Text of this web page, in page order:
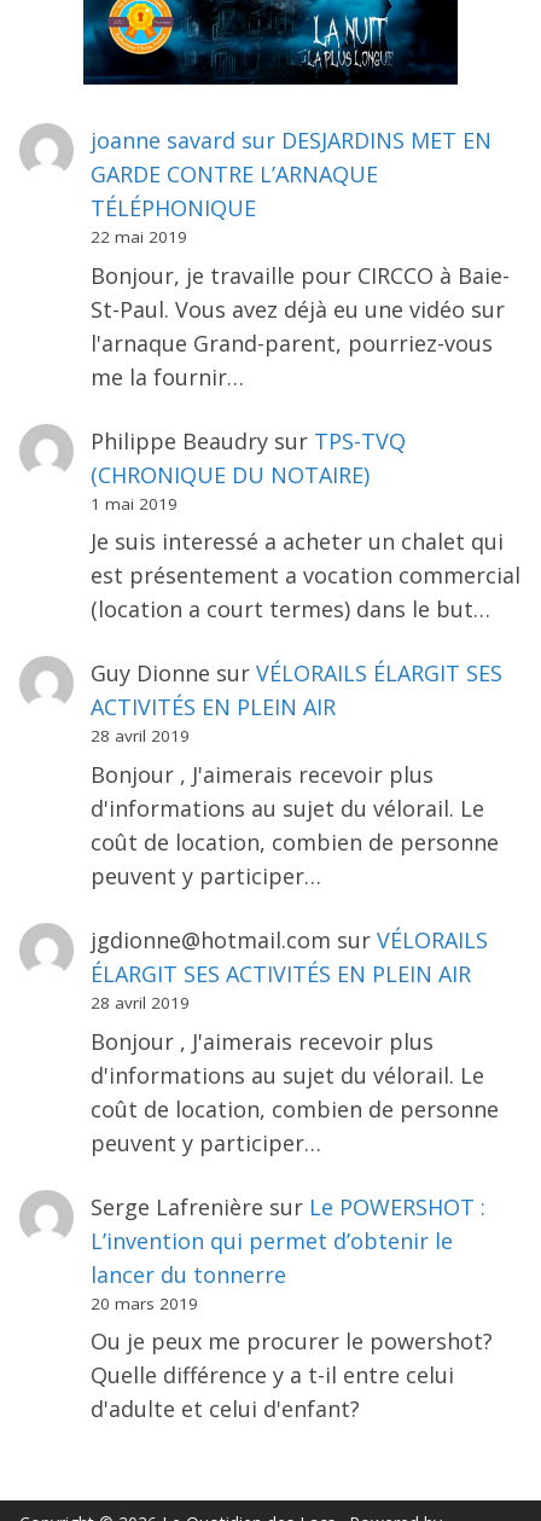
joanne savard sur DESJARDINS MET EN
GARDE CONTRE L’ARNAQUE
TÉLÉPHONIQUE
22 mai 2019
Bonjour, je travaille pour CIRCCO à Baie-
St-Paul. Vous avez déjà eu une vidéo sur
l'arnaque Grand-parent, pourriez-vous
me la fournir…
Philippe Beaudrysur TPS-TVQ
(CHRONIQUE DU NOTAIRE)
1 mai 2019
Je suis interessé a acheter un chalet qui
est présentement a vocation commercial
(location a court termes) dans le but…
Guy Dionne sur VÉLORAILS ÉLARGIT SES
ACTIVITÉS EN PLEIN AIR
28 avril 2019
Bonjour , J'aimerais recevoir plus
d'informations au sujet du vélorail. Le
coût de location, combien de personne
peuvent y participer…
jgdionne@hotmail.com sur VÉLORAILS
ÉLARGIT SES ACTIVITÉS EN PLEIN AIR
28 avril 2019
Bonjour , J'aimerais recevoir plus
d'informations au sujet du vélorail. Le
coût de location, combien de personne
peuvent y participer…
Serge Lafrenière sur Le POWERSHOT :
L’invention qui permet d’obtenir le
lancer du tonnerre
20 mars 2019
Ou je peux me procurer le powershot?
Quelle différence y a t-il entre celui
d'adulte et celui d'enfant?